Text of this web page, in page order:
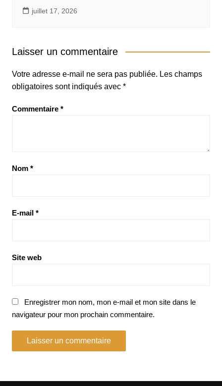
juillet 17, 2026
Laisser un commentaire
Votre adresse e-mail ne sera pas publiée. Les champs
obligatoires sont indiqués avec *
Commentaire *
Nom *
E-mail *
Site web
Enregistrer mon nom, mon e-mail et mon site dans le
navigateur pour mon prochain commentaire.